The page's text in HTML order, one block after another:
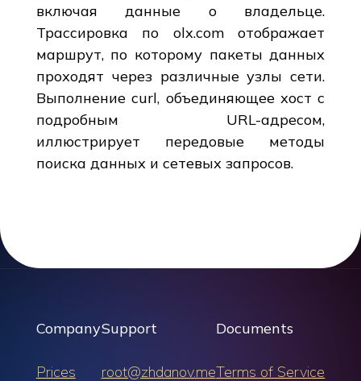
включая данные о владельце.
Трассировка по olx.com отображает
маршрут, по которому пакеты данных
проходят через различные узлы сети.
Выполнение curl, объединяющее хост с
подробным URL-адресом,
иллюстрирует передовые методы
поиска данных и сетевых запросов.
Company
Prices
Support
root@zhdanov.me
Documents
Terms of Service